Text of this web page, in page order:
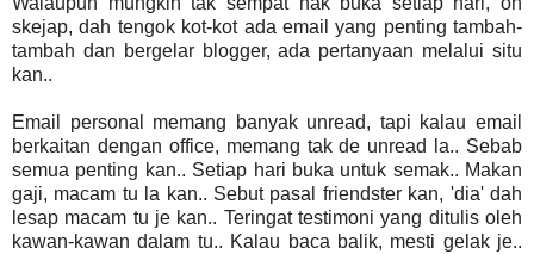
skejap, dah tengok kot-kot ada email yang penting tambah-
tambah dan bergelar blogger, ada pertanyaan melalui situ
kan..
Email personal memang banyak unread, tapi kalau email
berkaitan dengan office, memang tak de unread la.. Sebab
semua penting kan.. Setiap hari buka untuk semak.. Makan
gaji, macam tu la kan.. Sebut pasal friendster kan, 'dia' dah
lesap macam tu je kan.. Teringat testimoni yang ditulis oleh
kawan-kawan dalam tu.. Kalau baca balik, mesti gelak je..